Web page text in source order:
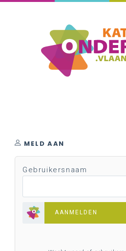
MELD AAN
Gebruikersnaam
AANMELDEN